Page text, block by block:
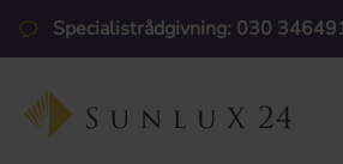
till huvudinnehåll
Hoppa till sökning
Hoppa till huvudnavigering
Specialistrådgivning: 030